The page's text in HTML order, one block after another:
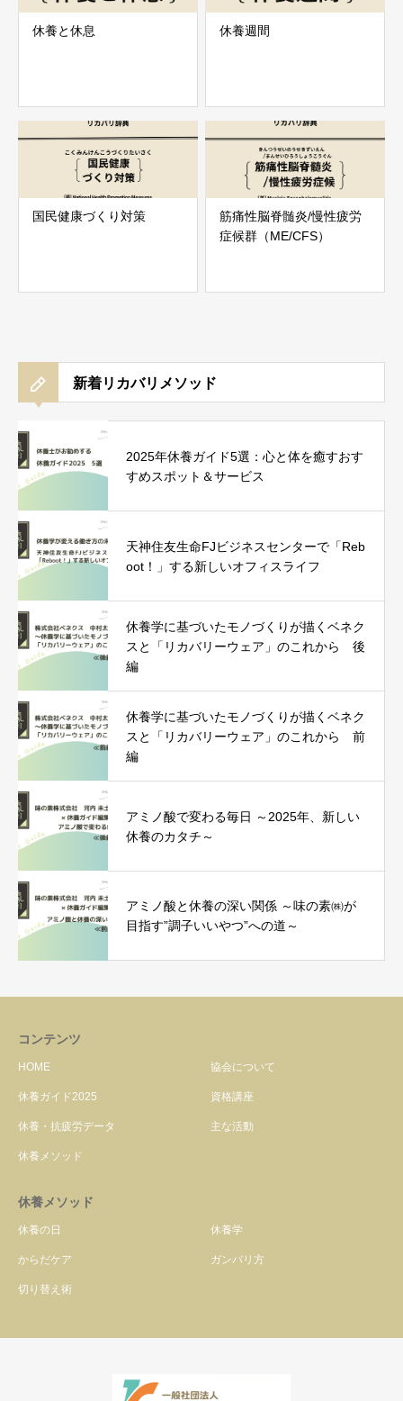
休養と休息 休養週間
国民健康づくり対策
筋痛性脳脊髄炎/慢性疲労
症候群（ME/CFS）
新着リカバリメソッド
2025年休養ガイド5選：心と体を癒すおす
すめスポット＆サービス
天神住友生命FJビジネスセンターで「Reb
oot！」する新しいオフィスライフ
休養学に基づいたモノづくりが描くベネク
スと「リカバリーウェア」のこれから 後
編
休養学に基づいたモノづくりが描くベネク
スと「リカバリーウェア」のこれから 前
編
アミノ酸で変わる毎日 ～2025年、新しい
休養のカタチ～
アミノ酸と休養の深い関係 ～味の素㈱が
目指す”調子いいやつ”への道～
コンテンツ
HOME 協会について
休養ガイド2025 資格講座
休養・抗疲労データ 主な活動
休養メソッド
休養メソッド
休養の日 休養学
からだケア ガンバリ方
切り替え術